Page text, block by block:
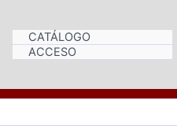
CATÁLOGO
ACCESO